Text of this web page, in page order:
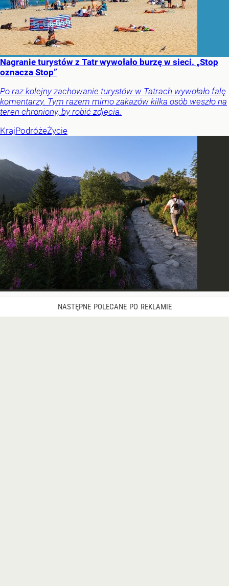
Nagranie turystów z Tatr wywołało burzę w sieci. „Stop
oznacza Stop”
Po raz kolejny zachowanie turystów w Tatrach wywołało falę
komentarzy. Tym razem mimo zakazów kilka osób weszło na
teren chroniony, by robić zdjęcia.
KrajPodróżeŻycie